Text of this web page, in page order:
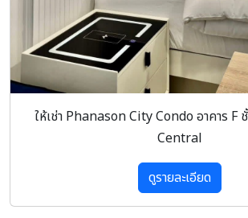
ให้เช่า Phanason City Condo อาคาร
Central
ดูรายละเอียด